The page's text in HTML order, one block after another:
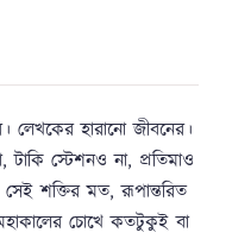
লেখকের হারানো জীবনের।
টাকি স্টেশনও না, প্রতিমাও
শক্তির মত, রূপান্তরিত
চোখে কতটুকুই বা